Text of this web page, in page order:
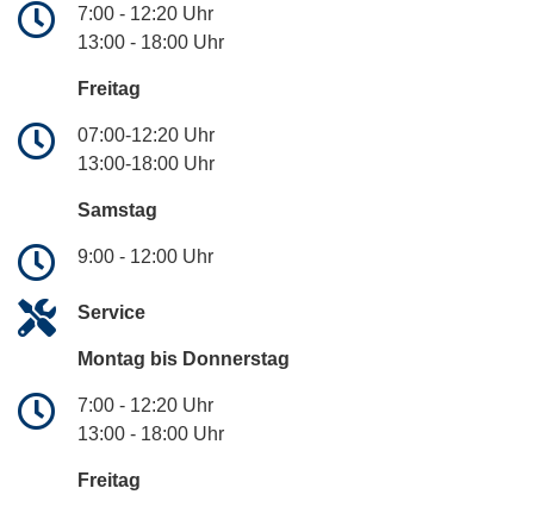
7:00 - 12:20 Uhr
13:00 - 18:00 Uhr
Freitag
07:00-12:20 Uhr
13:00-18:00 Uhr
Samstag
9:00 - 12:00 Uhr
Service
Montag bis Donnerstag
7:00 - 12:20 Uhr
13:00 - 18:00 Uhr
Freitag